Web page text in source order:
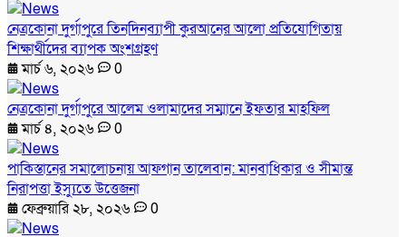
নেত্রকোনা দুর্গাপুরে তিনদিনব্যাপী কুরআনের আলো প্রতিযোগিতায়
শিক্ষার্থীদের ব্যাপক অংশগ্রহণ
মার্চ ৬, ২০২৬
0
নেত্রকোনা দুর্গাপুরে আলেম ওলামাদের সম্মানে ইফতার মাহফিল
মার্চ ৪, ২০২৬
0
পাকিস্তানের সমালোচনায় আফগান তালেবান: মানবাধিকার ও সীমান্ত
নিরাপত্তা ইস্যুতে উত্তেজনা
ফেব্রুয়ারি ২৮, ২০২৬
0